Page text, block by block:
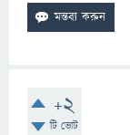
+2
টি ভোট